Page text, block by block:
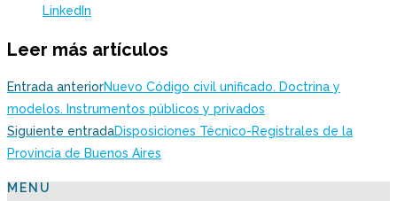
LinkedIn
Leer más artículos
Entrada anteriorNuevo Código civil unificado. Doctrina y
modelos. Instrumentos públicos y privados
Siguiente entradaDisposiciones Técnico-Registrales de la
Provincia de Buenos Aires
MENU